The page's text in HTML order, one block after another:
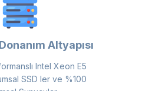
Altyapısı
Intel Xeon E5
SSD ler ve %100